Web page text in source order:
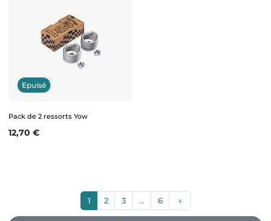
Epuisé
Pack de 2 ressorts Yow
Prix
12,70 €
1 2 3 … 6 keyboard_arrow_right